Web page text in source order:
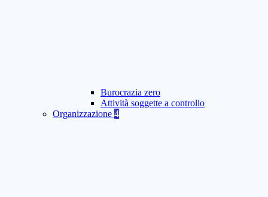
Burocrazia zero
Attività soggette a controllo
Organizzazione 4